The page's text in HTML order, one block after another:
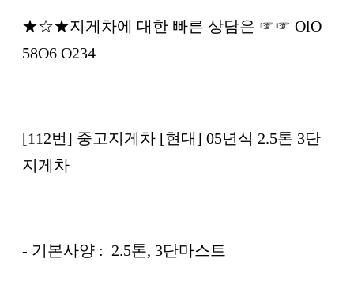
★☆★지게차에 대한 빠른 상담은 ☞☞ OlO
58O6 O234
[112번] 중고지게차 [현대] 05년식 2.5톤 3단
지게차
- 기본사양 : 2.5톤, 3단마스트